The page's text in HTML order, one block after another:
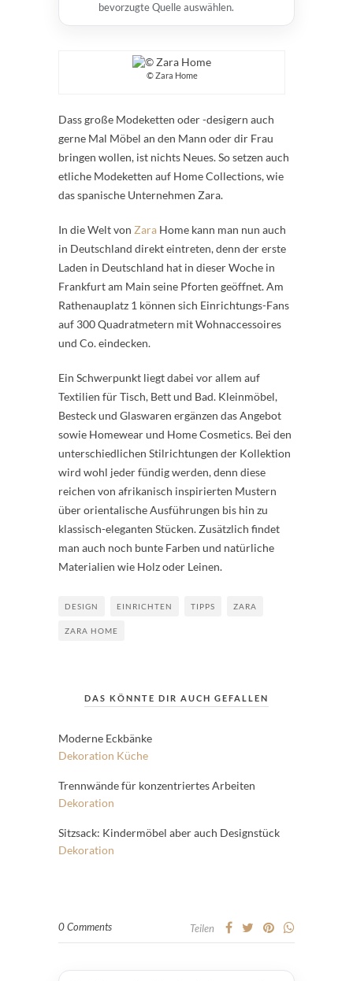
bevorzugte Quelle auswählen.
© Zara Home
Dass große Modeketten oder -desigern auch
gerne Mal Möbel an den Mann oder dir Frau
bringen wollen, ist nichts Neues. So setzen auch
etliche Modeketten auf Home Collections, wie
das spanische Unternehmen Zara.
In die Welt von Zara Home kann man nun auch
in Deutschland direkt eintreten, denn der erste
Laden in Deutschland hat in dieser Woche in
Frankfurt am Main seine Pforten geöffnet. Am
Rathenauplatz 1 können sich Einrichtungs-Fans
auf 300 Quadratmetern mit Wohnaccessoires
und Co. eindecken.
Ein Schwerpunkt liegt dabei vor allem auf
Textilien für Tisch, Bett und Bad. Kleinmöbel,
Besteck und Glaswaren ergänzen das Angebot
sowie Homewear und Home Cosmetics. Bei den
unterschiedlichen Stilrichtungen der Kollektion
wird wohl jeder fündig werden, denn diese
reichen von afrikanisch inspirierten Mustern
über orientalische Ausführungen bis hin zu
klassisch-eleganten Stücken. Zusätzlich findet
man auch noch bunte Farben und natürliche
Materialien wie Holz oder Leinen.
DESIGN EINRICHTEN TIPPS ZARA
ZARA HOME
DAS KÖNNTE DIR AUCH GEFALLEN
Moderne Eckbänke
Dekoration Küche
Trennwände für konzentriertes Arbeiten
Dekoration
Sitzsack: Kindermöbel aber auch Designstück
Dekoration
0 Comments Teilen